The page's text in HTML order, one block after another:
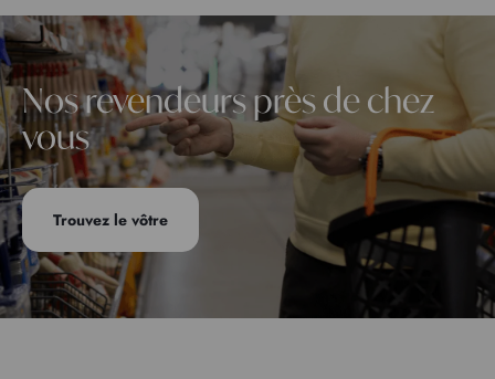
Nos revendeurs près de chez
vous
Trouvez le vôtre